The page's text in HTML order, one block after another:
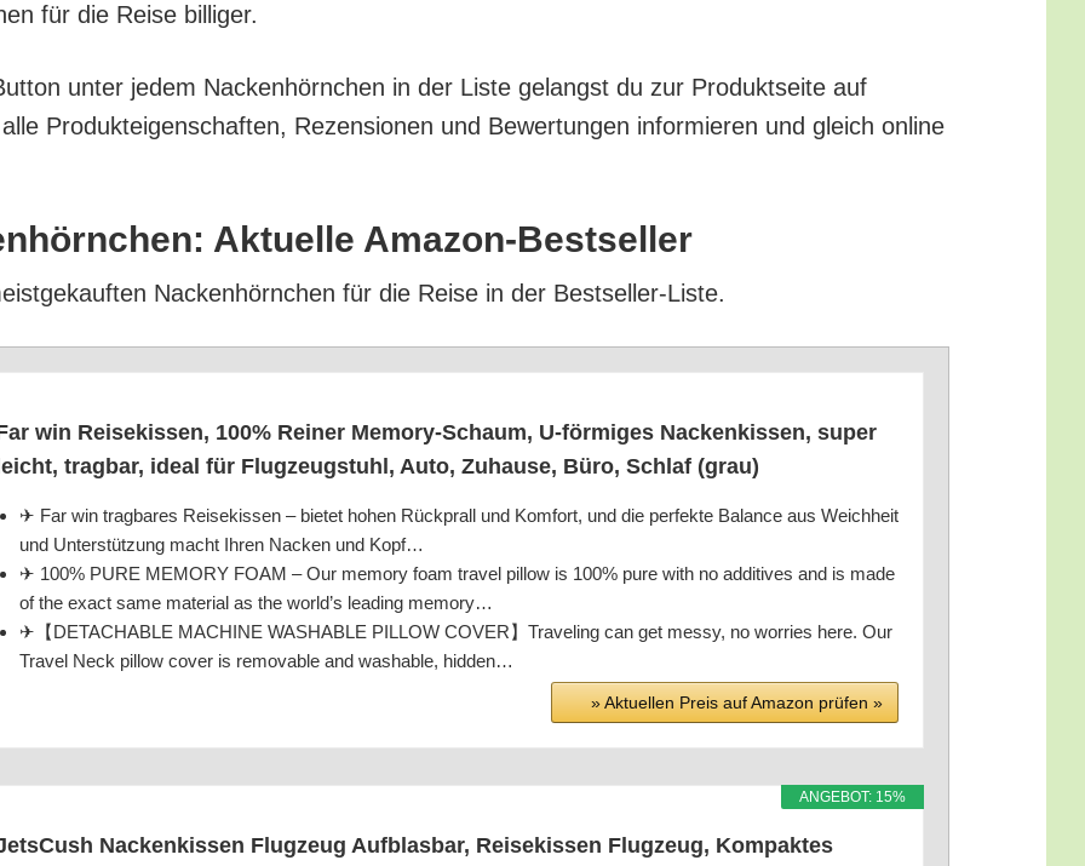
für die Rei­se billiger.
unter jedem Nacken­hörn­chen in der Lis­te gelangst du zur Pro­dukt­sei­te auf
Pro­duk­tei­gen­schaf­ten, Rezen­sio­nen und Bewer­tun­gen infor­mie­ren und gleich online
Aktu­el­le Amazon-Bestseller
Nacken­hörn­chen für die Rei­se in der Bestseller-Liste.
win Rei­se­kis­sen, 100% Rei­ner Memo­ry-Schaum, U‑förmiges Nacken­kis­sen, super
leicht, trag­bar, ide­al für Flug­zeug­stuhl, Auto, Zuhau­se, Büro, Schlaf (grau)
✈ Far win trag­ba­res Rei­se­kis­sen – bie­tet hohen Rück­prall und Kom­fort, und die per­fek­te Balan­ce aus Weich­heit
und Unter­stüt­zung macht Ihren Nacken und Kopf…
✈ 100% PURE MEMORY FOAM – Our memo­ry foam tra­vel pil­low is 100% pure with no addi­ti­ves and is made
of the exact same mate­ri­al as the world’s lea­ding memory…
✈【DETACHABLE MACHINE WASHABLE PILLOW COVER】Traveling can get mes­sy, no worries here. Our
Tra­vel Neck pil­low cover is remo­va­ble and washa­ble, hidden…
» Aktu­el­len Preis auf Ama­zon prü­fen »
ANGE­BOT: 15%
Nacken­kis­sen Flug­zeug Auf­blas­bar, Rei­se­kis­sen Flug­zeug, Kom­pak­tes